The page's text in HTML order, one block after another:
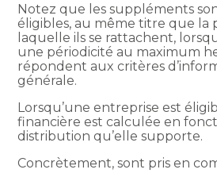
Notez que les suppléments
éligibles, au même titre que la
laquelle ils se rattachent,
une périodicité au maximum
répondent aux critères
générale.
Lorsqu’une entreprise est
financière est calculée en
distribution qu’elle supporte.
Concrètement, sont pris en